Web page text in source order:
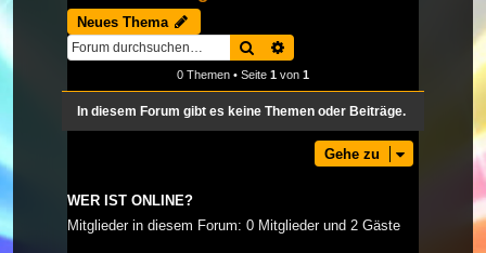
Neues Thema
Suche
0 Themen • Seite 1 von 1
In diesem Forum gibt es keine Themen oder Beiträge.
Gehe zu
WER IST ONLINE?
Mitglieder in diesem Forum: 0 Mitglieder und 2 Gäste